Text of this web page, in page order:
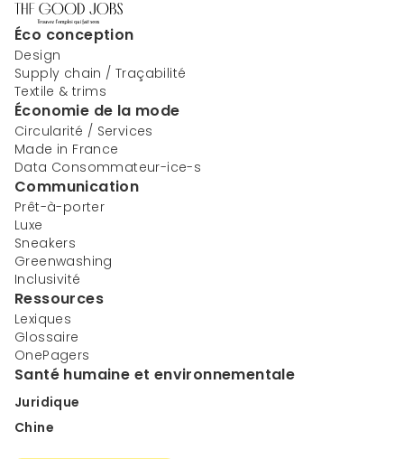
Éco conception
Design
Supply chain / Traçabilité
Textile & trims
Économie de la mode
Circularité / Services
Made in France
Data Consommateur-ice-s
Communication
Prêt-à-porter
Luxe
Sneakers
Greenwashing
Inclusivité
Ressources
Lexiques
Glossaire
OnePagers
Santé humaine et environnementale
Juridique
Chine